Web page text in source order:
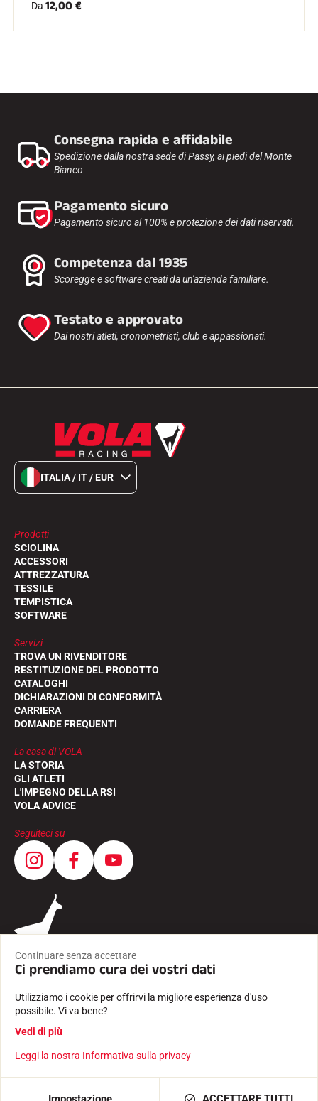
AGGIUNGI AL CARRELLO 14,00 €
Da 12,00 €
Consegna rapida e affidabile
Spedizione dalla nostra sede di Passy, ai piedi del Monte
Bianco
Pagamento sicuro
Pagamento sicuro al 100% e protezione dei dati riservati.
Competenza dal 1935
Scoregge e software creati da un'azienda familiare.
Testato e approvato
Dai nostri atleti, cronometristi, club e appassionati.
ITALIA / IT / EUR
Prodotti
SCIOLINA
ACCESSORI
ATTREZZATURA
TESSILE
TEMPISTICA
SOFTWARE
Servizi
TROVA UN RIVENDITORE
RESTITUZIONE DEL PRODOTTO
CATALOGHI
DICHIARAZIONI DI CONFORMITÀ
CARRIERA
DOMANDE FREQUENTI
La casa di VOLA
LA STORIA
GLI ATLETI
L'IMPEGNO DELLA RSI
VOLA ADVICE
Seguiteci su
INFORMAZIONI LEGALI
INFORMATIVA SULLA PRIVACY
Creato con passione da Pure illusion
Continuare senza accettare
Ci prendiamo cura dei vostri dati
Utilizziamo i cookie per offrirvi la migliore esperienza d'uso
possibile. Vi va bene?
Vedi di più
Leggi la nostra Informativa sulla privacy